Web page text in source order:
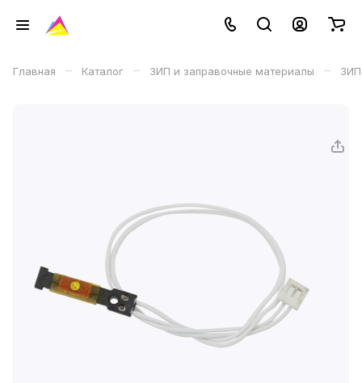
Главная – Каталог – ЗИП и заправочные материалы – ЗИП